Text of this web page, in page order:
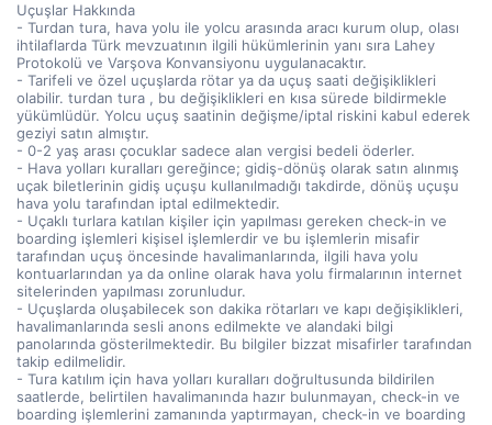
Uçuşlar Hakkında
- Turdan tura, hava yolu ile yolcu arasında aracı kurum olup, olası
ihtilaflarda Türk mevzuatının ilgili hükümlerinin yanı sıra Lahey
Protokolü ve Varşova Konvansiyonu uygulanacaktır.
- Tarifeli ve özel uçuşlarda rötar ya da uçuş saati değişiklikleri
olabilir. turdan tura , bu değişiklikleri en kısa sürede bildirmekle
yükümlüdür. Yolcu uçuş saatinin değişme/iptal riskini kabul ederek
geziyi satın almıştır.
- 0-2 yaş arası çocuklar sadece alan vergisi bedeli öderler.
- Hava yolları kuralları gereğince; gidiş-dönüş olarak satın alınmış
uçak biletlerinin gidiş uçuşu kullanılmadığı takdirde, dönüş uçuşu
hava yolu tarafından iptal edilmektedir.
- Uçaklı turlara katılan kişiler için yapılması gereken check-in ve
boarding işlemleri kişisel işlemlerdir ve bu işlemlerin misafir
tarafından uçuş öncesinde havalimanlarında, ilgili hava yolu
kontuarlarından ya da online olarak hava yolu firmalarının internet
sitelerinden yapılması zorunludur.
- Uçuşlarda oluşabilecek son dakika rötarları ve kapı değişiklikleri,
havalimanlarında sesli anons edilmekte ve alandaki bilgi
panolarında gösterilmektedir. Bu bilgiler bizzat misafirler tarafından
takip edilmelidir.
- Tura katılım için hava yolları kuralları doğrultusunda bildirilen
saatlerde, belirtilen havalimanında hazır bulunmayan, check-in ve
boarding işlemlerini zamanında yaptırmayan, check-in ve boarding